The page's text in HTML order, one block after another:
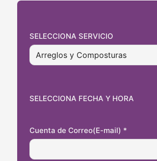
SELECCIONA SERVICIO
SELECCIONA FECHA Y HORA
Cuenta de Correo(E-mail) *